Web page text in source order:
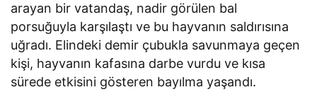
arayan bir vatandaş, nadir görülen bal
porsuğuyla karşılaştı ve bu hayvanın saldırısına
uğradı. Elindeki demir çubukla savunmaya geçen
kişi, hayvanın kafasına darbe vurdu ve kısa
sürede etkisini gösteren bayılma yaşandı.